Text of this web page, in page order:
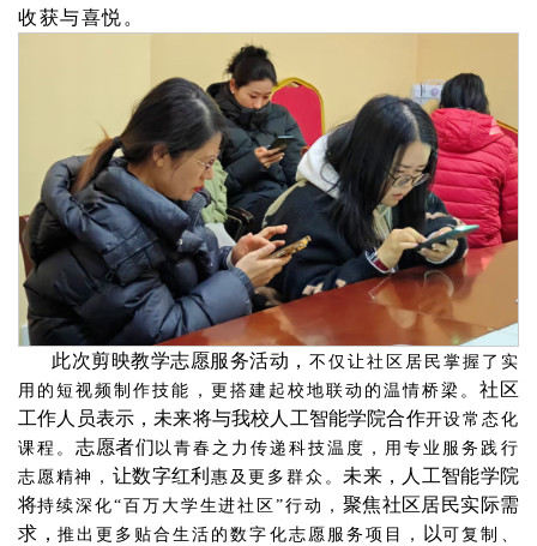
收获与喜悦。
此次剪映教学志愿服务活动， 不仅让社区居民掌握了实
用的短视频制作技能，更搭建起校地联动的温情桥梁。社区
工作人员表示，未来将与我校人工智能学院合作开设常态化
课程。志愿者们 以青春之力传递科技温度，用专业服务践行
志愿精神，让数字红利 惠及更多群众。 未来，人工智能学院
将持续深化“百万大学生进社区”行动， 聚焦社区居民实际需
求，推出更多贴合生活的数字化志愿服务项目， 以可复制、